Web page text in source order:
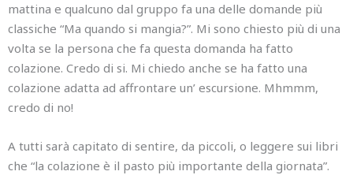
mattina e qualcuno dal gruppo fa una delle domande più
classiche “Ma quando si mangia?”. Mi sono chiesto più di una
volta se la persona che fa questa domanda ha fatto
colazione. Credo di si. Mi chiedo anche se ha fatto una
colazione adatta ad affrontare un’ escursione. Mhmmm,
credo di no!
A tutti sarà capitato di sentire, da piccoli, o leggere sui libri
che “la colazione è il pasto più importante della giornata”.